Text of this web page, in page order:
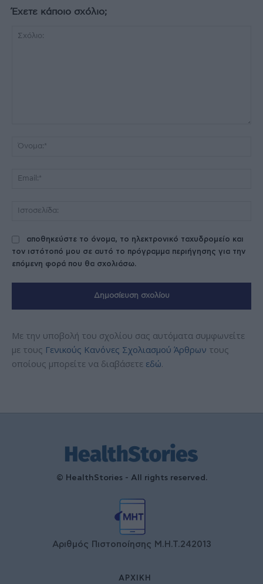
Έχετε κάποιο σχόλιο;
αποθηκεύστε το όνομα, το ηλεκτρονικό ταχυδρομείο και
τον ιστότοπό μου σε αυτό το πρόγραμμα περιήγησης για την
επόμενη φορά που θα σχολιάσω.
Με την υποβολή του σχολίου σας αυτόματα συμφωνείτε
με τους Γενικούς Κανόνες Σχολιασμού Άρθρων τους
οποίους μπορείτε να διαβάσετε εδώ.
© HealthStories - All rights reserved.
Αριθμός Πιστοποίησης Μ.Η.Τ.242013
ΑΡΧΙΚΉ